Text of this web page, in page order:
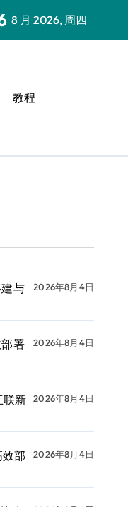
8 月 2026, 周四
教程
与
2026年8月4日
署
2026年8月4日
联新
2026年8月4日
部
2026年8月4日